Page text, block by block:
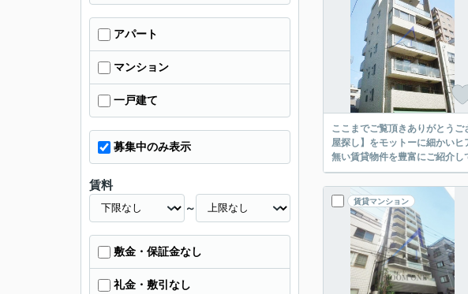
ここまでご覧頂きありがとうございます。 お部屋探しの際には、皆さまそれぞれこだわりの条件があると思いま
屋探し】をモットーに細かいヒアリングをし
賃貸マンション
アパート
マンション
一戸建て
募集中のみ表示
賃料
～
敷金・保証金なし
礼金・敷引なし